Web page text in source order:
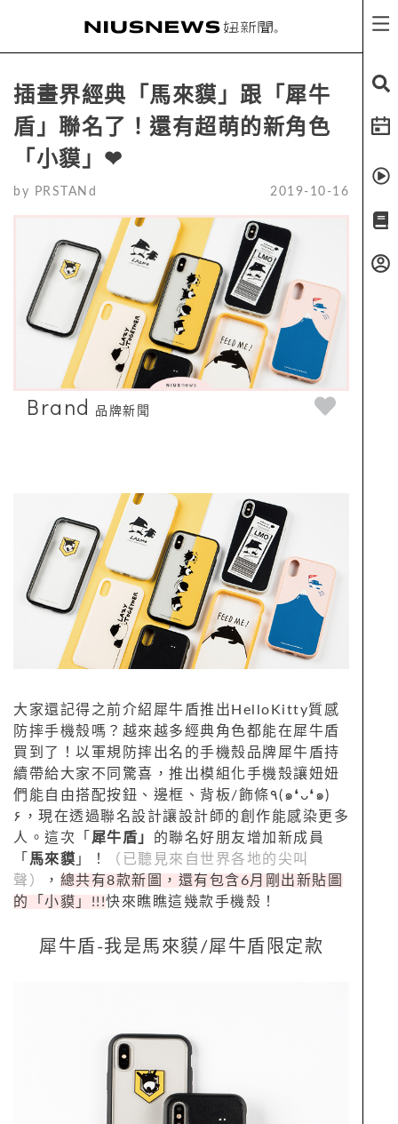
插畫界經典「馬來貘」跟「犀牛
盾」聯名了！還有超萌的新角色
「小貘」❤
by PRSTANd 2019-10-16
Brand 品牌新聞
大家還記得之前介紹犀牛盾推出HelloKitty質感
防摔手機殼嗎？越來越多經典角色都能在犀牛盾
買到了！以軍規防摔出名的手機殼品牌犀牛盾持
續帶給大家不同驚喜，推出模組化手機殼讓妞妞
們能自由搭配按鈕、邊框、背板/飾條٩(๑❛ᴗ❛๑)
۶，現在透過聯名設計讓設計師的創作能感染更多
人。 這次「 犀牛盾」 的聯名好朋友增加新成員
「 馬來貘 」！
（已聽見來自世界各地的尖叫
聲）
， 總共有8款新圖，還有包含6月剛出新貼圖
的「小貘」!!!快來瞧瞧這幾款手機殼！
犀牛盾-我是馬來貘/犀牛盾限定款